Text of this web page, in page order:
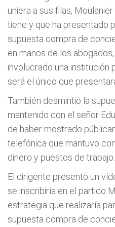
uniera a sus filas,
tiene y que ha presentado
supuesta compra de
en manos de los
involucrado una institución
será el único que
También desmintió la
mantenido con el señor
de haber mostrado
telefónica que mantuvo
dinero y puestos de trabajo.
El dirigente presentó un
se inscribiría en el partido
estrategia que realizaría
supuesta compra de